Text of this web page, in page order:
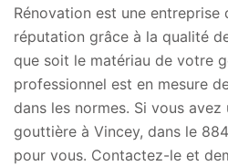
Rénovation est une entreprise
réputation grâce à la qualité
que soit le matériau de votre
professionnel est en mesure
dans les normes. Si vous
gouttière à Vincey, dans le
pour vous. Contactez-le et